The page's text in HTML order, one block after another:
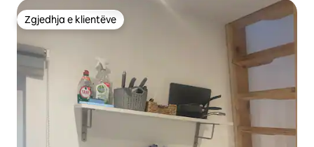
Zgjedhja e klientëve
Zgjedhja e klientëve